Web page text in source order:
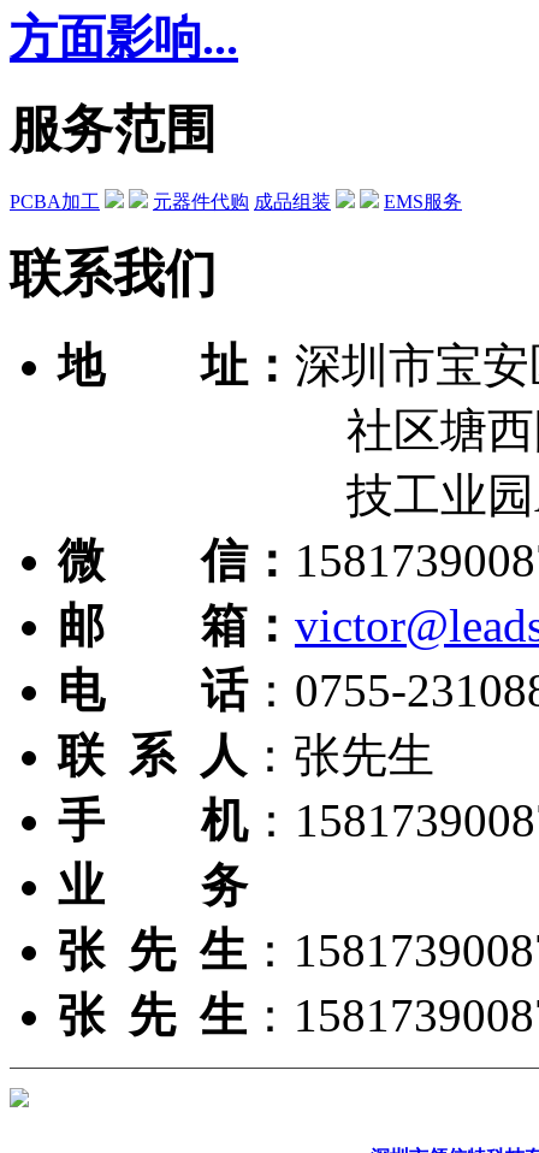
方面影响...
服务范围
PCBA加工 元器件代购 成品组装 EMS服务
联系我们
地 址： 深圳市宝
社区塘西队西
技工业园A-B
微 信：
邮 箱：
电 话：0755-
联 系 人 ：张先生
手 机：
业 务
张 先 生 ：
张 先 生 ：